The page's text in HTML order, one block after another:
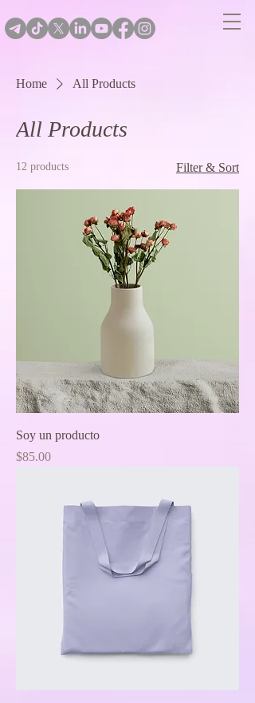
Home All Products
All Products
12 products Filter & Sort
Soy un producto
Price
$85.00